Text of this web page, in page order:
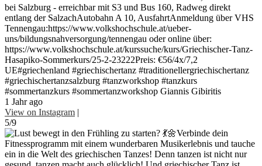
bei Salzburg - erreichbar mit S3 und Bus 160, Radweg direkt
entlang der SalzachAutobahn A 10, AusfahrtAnmeldung über VHS
Tennengau:https://www.volkshochschule.at/ueber-
uns/bildungsnahversorgung/tennengau oder online über:
https://www.volkshochschule.at/kurssuche/kurs/Griechischer-Tanz-
Hasapiko-Sommerkurs/25-2-23222Preis: €56/4x/7,2
UE#griechenland #griechischertanz #traditionellergriechischertanz
#griechischertanzsalzburg #tanzworkshop #tanzkurs
#sommertanzkurs #sommertanzworkshop Giannis Gibiritis
1 Jahr ago
View on Instagram |
5/9